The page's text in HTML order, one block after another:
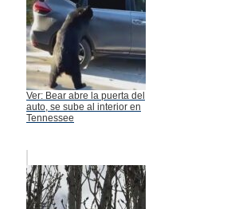
Ver: Bear abre la puerta del
auto, se sube al interior en
Tennessee